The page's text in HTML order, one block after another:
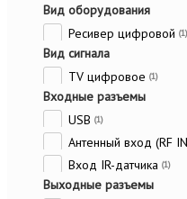
Вид оборудования
Ресивер цифровой (1)
Вид сигнала
TV цифровое (1)
Входные разъемы
USB (1)
Антенный вход (RF
Вход IR-датчика (1)
Выходные разъемы